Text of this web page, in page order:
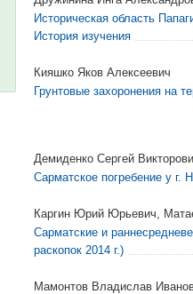
Историческая область
История изучения
Кияшко Яков Алексеевич
Грунтовые захоронения на
Демиденко Сергей
Сарматское погребение у г.
Каргин Юрий Юрьевич,
Сарматские и
раскопок 2014 г.)
Мамонтов Владислав